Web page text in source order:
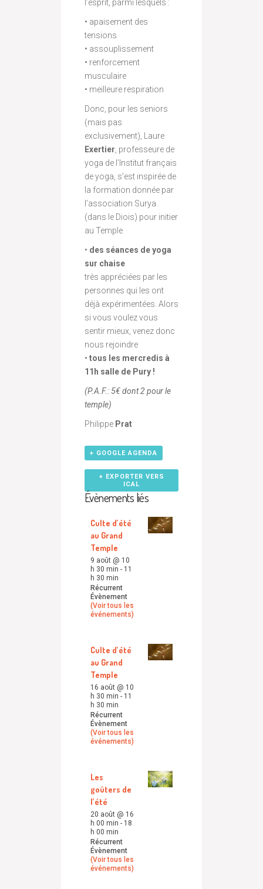
l’esprit, parmi lesquels :
• apaisement des
tensions
• assouplissement
• renforcement
musculaire
• meilleure respiration
Donc, pour les seniors
(mais pas
exclusivement), Laure
Exertier, professeure de
yoga de l’Institut français
de yoga, s’est inspirée de
la formation donnée par
l’association Surya
(dans le Diois) pour initier
au Temple
• des séances de yoga
sur chaise
très appréciées par les
personnes qui les ont
déjà expérimentées. Alors
si vous voulez vous
sentir mieux, venez donc
nous rejoindre
• tous les mercredis à
11h salle de Pury !
(P.A.F.: 5€ dont 2 pour le
temple)
Philippe Prat
+ GOOGLE AGENDA
+ EXPORTER VERS
ICAL
Évènements liés
Culte d’été
au Grand
Temple
9 août @ 10
h 30 min - 11
h 30 min
Récurrent
Évènement
(Voir tous les
événements)
Culte d’été
au Grand
Temple
16 août @ 10
h 30 min - 11
h 30 min
Récurrent
Évènement
(Voir tous les
événements)
Les
goûters de
l’été
20 août @ 16
h 00 min - 18
h 00 min
Récurrent
Évènement
(Voir tous les
événements)